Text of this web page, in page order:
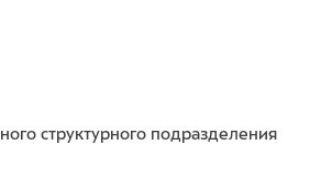
структурного подразделения